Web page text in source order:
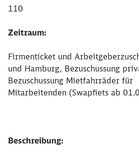
110
Zeitraum:
Firmenticket und
und Hamburg, Bezuschussung
Bezuschussung Mietfahrräder für
Mitarbeitenden (Swapfiets ab
Beschreibung: